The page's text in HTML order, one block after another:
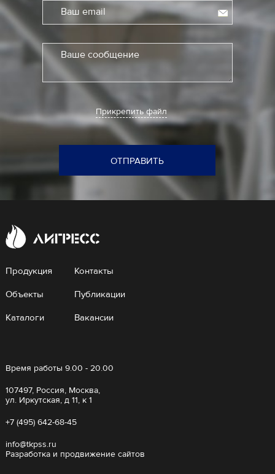
Ваш email
Ваше сообщение
Прикрепить файл
ОТПРАВИТЬ
Продукция
Объекты
Каталоги
Контакты
Публикации
Вакансии
Время работы 9.00 - 20.00
107497, Россия, Москва,
ул. Иркутская, д 11, к 1
+7 (495) 642-68-45
info@tkpss.ru
Разработка и продвижение сайтов